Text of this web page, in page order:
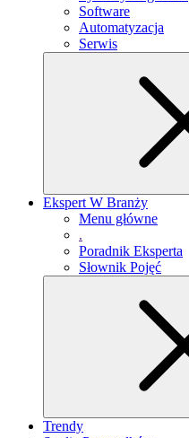
Software
Automatyzacja
Serwis
Ekspert W Branży
Menu główne
.
Poradnik Eksperta
Słownik Pojęć
Trendy